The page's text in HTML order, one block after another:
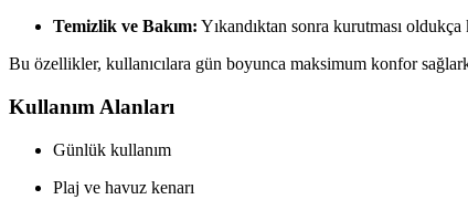
Temizlik ve Bakım: Yıkandıktan sonra kurutması oldukça
Bu özellikler, kullanıcılara gün boyunca maksimum konfor
Kullanım Alanları
Günlük kullanım
Plaj ve havuz kenarı